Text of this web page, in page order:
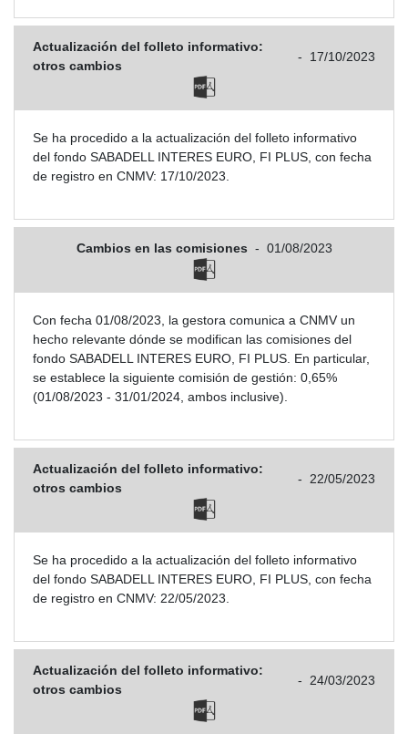
Actualización del folleto informativo:
otros cambios
- 17/10/2023
Se ha procedido a la actualización del folleto informativo
del fondo SABADELL INTERES EURO, FI PLUS, con fecha
de registro en CNMV: 17/10/2023.
Cambios en las comisiones - 01/08/2023
Con fecha 01/08/2023, la gestora comunica a CNMV un
hecho relevante dónde se modifican las comisiones del
fondo SABADELL INTERES EURO, FI PLUS. En particular,
se establece la siguiente comisión de gestión: 0,65%
(01/08/2023 - 31/01/2024, ambos inclusive).
Actualización del folleto informativo:
otros cambios
- 22/05/2023
Se ha procedido a la actualización del folleto informativo
del fondo SABADELL INTERES EURO, FI PLUS, con fecha
de registro en CNMV: 22/05/2023.
Actualización del folleto informativo:
otros cambios
- 24/03/2023